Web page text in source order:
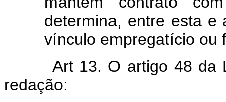
determina, entre esta e
vínculo empregatício ou
Art 13. O artigo 48 da
redação: